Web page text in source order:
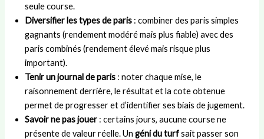
seule course.
Diversifier les types de paris : combiner des paris simples
gagnants (rendement modéré mais plus fiable) avec des
paris combinés (rendement élevé mais risque plus
important).
Tenir un journal de paris : noter chaque mise, le
raisonnement derrière, le résultat et la cote obtenue
permet de progresser et d’identifier ses biais de jugement.
Savoir ne pas jouer : certains jours, aucune course ne
présente de valeur réelle. Ungéni du turfsait passer son